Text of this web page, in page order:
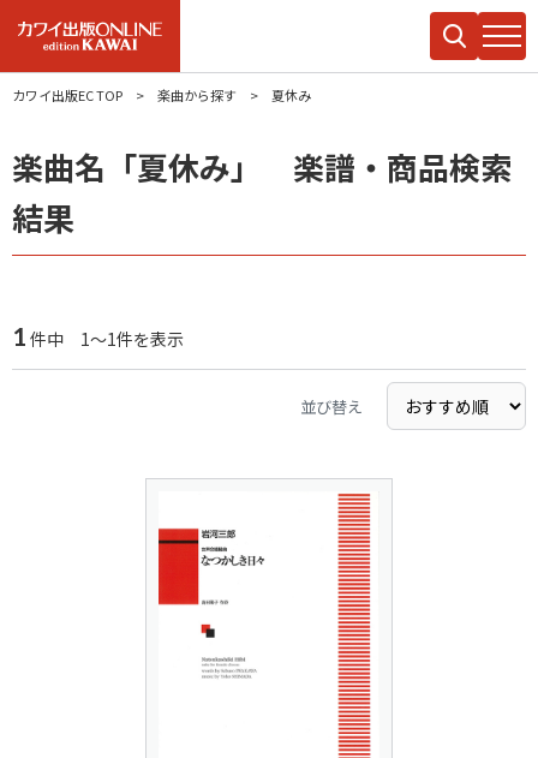
カワイ出版EC TOP 楽曲から探す 夏休み
楽曲名「夏休み」 楽譜・商品検索
結果
1 件中 1～1件を表示
並び替え